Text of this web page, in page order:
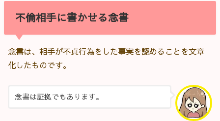
不倫相手に書かせる念書
念書は、相手が不貞行為をした事実を認めることを文章
化したものです。
念書は証拠でもあります。